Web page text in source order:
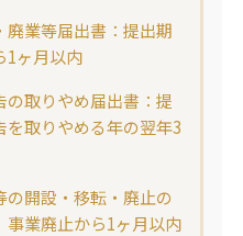
廃業等届出書：提出期
ヶ月以内
の取りやめ届出書：提
取りやめる年の翌年3
開設・移転・廃止の
業廃止から1ヶ月以内